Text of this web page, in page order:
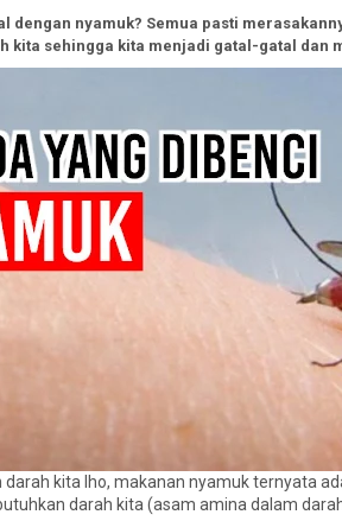
dengan nyamuk? Semua pasti
kita sehingga kita menjadi gatal-gatal dan
kita lho, makanan nyamuk ternyata
darah kita (asam amina dalam